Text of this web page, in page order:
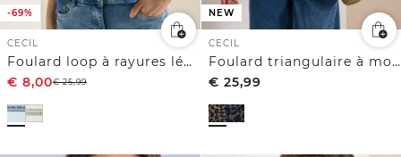
-69%
CECIL
Foulard loop à rayures léopard
€ 8,00€25,99
NEW
CECIL
Foulard triangulaire à motif léopard
€ 25,99